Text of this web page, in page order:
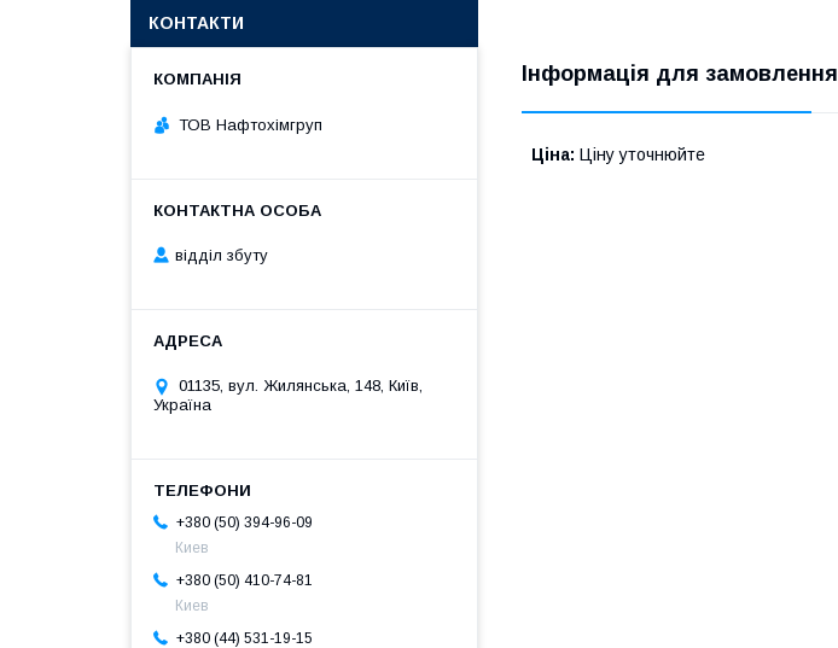
Інформація для замовлення
Ціна: Ціну уточнюйте
КОНТАКТИ
ТОВ Нафтохімгруп
відділ збуту
01135, вул. Жилянська, 148, Київ,
Україна
+380 (50) 394-96-09
Киев
+380 (50) 410-74-81
Киев
+380 (44) 531-19-15